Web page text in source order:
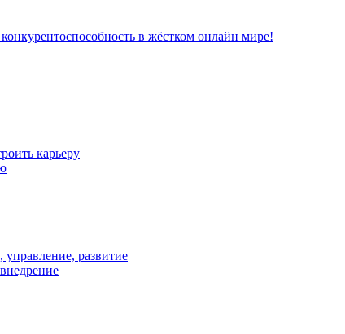
в жёстком онлайн мире!
карьеру
развитие